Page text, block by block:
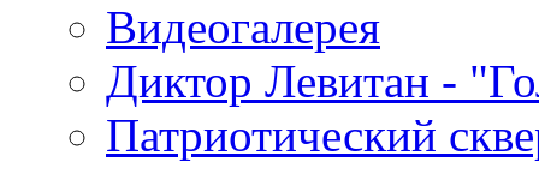
Видеогалерея
Диктор Левитан -
Патриотический